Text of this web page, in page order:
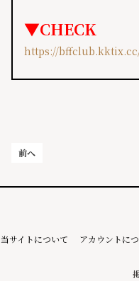
▼CHECK
https://
前へ
当サイトについて アカウントに